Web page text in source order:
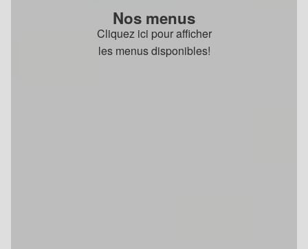
Nos menus
Cliquez ici pour afficher
les menus disponibles!